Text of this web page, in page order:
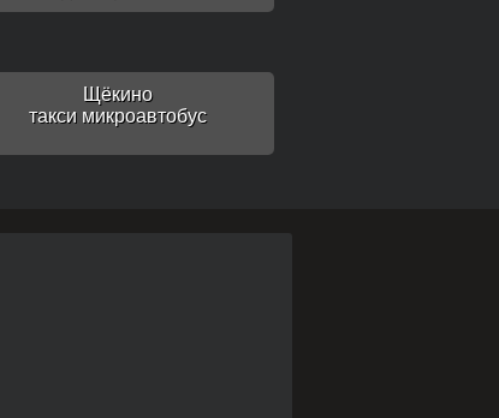
Щёкино
такси микроавтобус